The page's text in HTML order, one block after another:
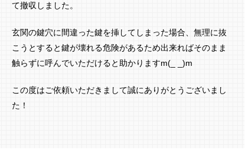
て撤収しました。
玄関の鍵穴に間違った鍵を挿してしまった場合、無理に抜
こうとすると鍵が壊れる危険があるため出来ればそのまま
触らずに呼んでいただけると助かりますm(_ _)m
この度はご依頼いただきまして誠にありがとうございまし
た！